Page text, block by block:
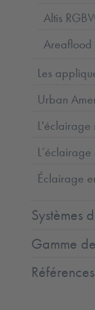
Altis
Areaflood
Les
Urban
L'éclairage
Éclairage
Systèmes
Gamme